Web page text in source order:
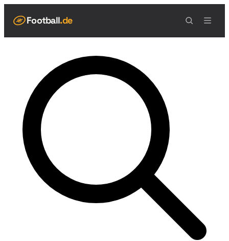
Football.de
Live Scores
Spielplan
Teams
Tabelle
Football Regeln